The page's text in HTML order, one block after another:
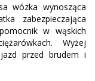
wózka wynosząca
zabezpieczająca
w wąskich
Wyżej
przed brudem i